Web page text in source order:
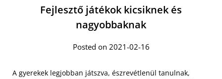
Fejlesztő játékok kicsiknek és
nagyobbaknak
Posted on 2021-02-16
A gyerekek legjobban játszva, észrevétlenül tanulnak,